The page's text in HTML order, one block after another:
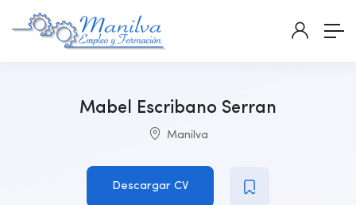
Mabel Escribano Serran
Manilva
Descargar CV